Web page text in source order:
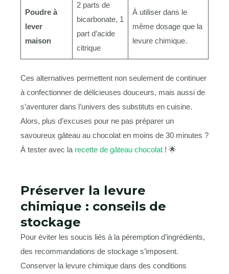
Poudre à
lever
maison
2 parts de
bicarbonate, 1
part d’acide
citrique
À utiliser dans le
même dosage que la
levure chimique.
Ces alternatives permettent non seulement de continuer
à confectionner de délicieuses douceurs, mais aussi de
s’aventurer dans l’univers des substituts en cuisine.
Alors, plus d’excuses pour ne pas préparer un
savoureux gâteau au chocolat en moins de 30 minutes ?
À tester avec la recette de gâteau chocolat ! 🌟
Préserver la levure
chimique : conseils de
stockage
Pour éviter les soucis liés à la péremption d’ingrédients,
des recommandations de stockage s’imposent.
Conserver la levure chimique dans des conditions